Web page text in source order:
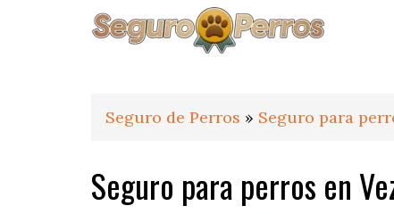
Seguro de Perros » Seguro para
Seguro para perros en